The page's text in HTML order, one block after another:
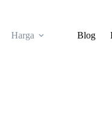
Harga Blog